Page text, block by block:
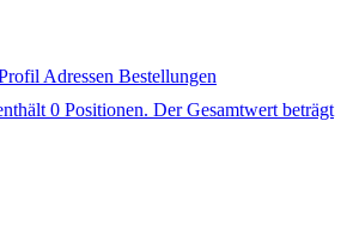
Adressen Bestellungen
0 Positionen. Der Gesamtwert beträgt